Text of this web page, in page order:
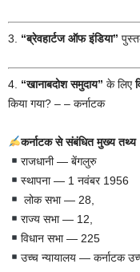
3. “ब्रेवहार्टज ऑफ इंडिया”
4. “खानाबदोश समुदाय” के लिए
किया गया? – – कर्नाटक
कर्नाटक से संबंधित मुख्य तथ्य
राजधानी — बेंगलुरु
स्थापना — 1 नवंबर 1956
लोक सभा — 28,
राज्य सभा — 12,
विधान सभा — 225
उच्च न्यायालय — कर्नाटक